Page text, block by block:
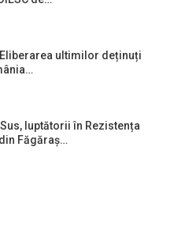
ultimilor deținuți
luptătorii în Rezistența
Făgăraș…